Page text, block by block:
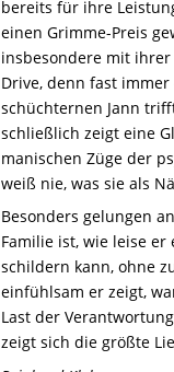
bereits für ihre
einen Grimme-Preis
insbesondere mit
Drive, denn fast
schüchternen Jann
schließlich zeigt eine
manischen Züge der
weiß nie, was sie als
Besonders gelungen
Familie ist, wie leise
schildern kann, ohne
einfühlsam er zeigt,
Last der
zeigt sich die größte